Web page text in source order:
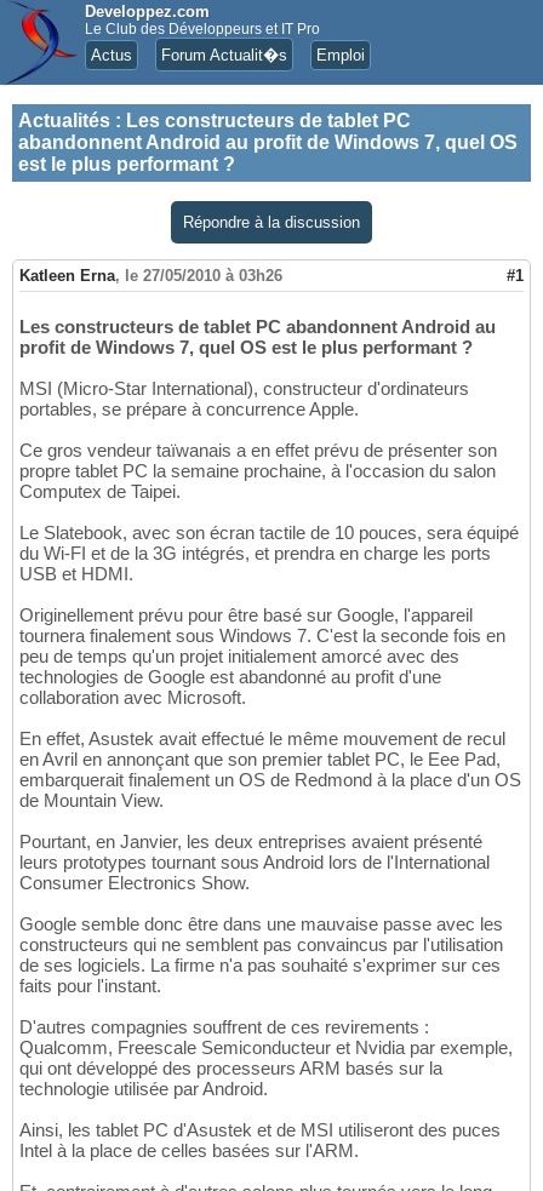
Developpez.com
Le Club des Développeurs et IT Pro
Actus Forum Actualit�s Emploi
Actualités : Les constructeurs de tablet PC
abandonnent Android au profit de Windows 7, quel OS
est le plus performant ?
Répondre à la discussion
Katleen Erna, le 27/05/2010 à 03h26 #1
Les constructeurs de tablet PC abandonnent Android au
profit de Windows 7, quel OS est le plus performant ?
MSI (Micro-Star International), constructeur d'ordinateurs
portables, se prépare à concurrence Apple.
Ce gros vendeur taïwanais a en effet prévu de présenter son
propre tablet PC la semaine prochaine, à l'occasion du salon
Computex de Taipei.
Le Slatebook, avec son écran tactile de 10 pouces, sera équipé
du Wi-FI et de la 3G intégrés, et prendra en charge les ports
USB et HDMI.
Originellement prévu pour être basé sur Google, l'appareil
tournera finalement sous Windows 7. C'est la seconde fois en
peu de temps qu'un projet initialement amorcé avec des
technologies de Google est abandonné au profit d'une
collaboration avec Microsoft.
En effet, Asustek avait effectué le même mouvement de recul
en Avril en annonçant que son premier tablet PC, le Eee Pad,
embarquerait finalement un OS de Redmond à la place d'un OS
de Mountain View.
Pourtant, en Janvier, les deux entreprises avaient présenté
leurs prototypes tournant sous Android lors de l'International
Consumer Electronics Show.
Google semble donc être dans une mauvaise passe avec les
constructeurs qui ne semblent pas convaincus par l'utilisation
de ses logiciels. La firme n'a pas souhaité s'exprimer sur ces
faits pour l'instant.
D'autres compagnies souffrent de ces revirements :
Qualcomm, Freescale Semiconducteur et Nvidia par exemple,
qui ont développé des processeurs ARM basés sur la
technologie utilisée par Android.
Ainsi, les tablet PC d'Asustek et de MSI utiliseront des puces
Intel à la place de celles basées sur l'ARM.